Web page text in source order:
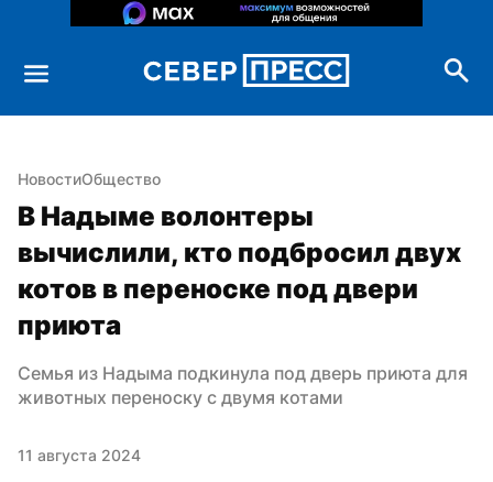
НовостиОбщество
В Надыме волонтеры
вычислили, кто подбросил двух
котов в переноске под двери
приюта
Семья из Надыма подкинула под дверь приюта для
животных переноску с двумя котами
11 августа 2024